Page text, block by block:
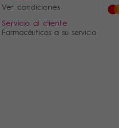
Ver condiciones
Servicio al cliente
Farmacéuticos a su servicio